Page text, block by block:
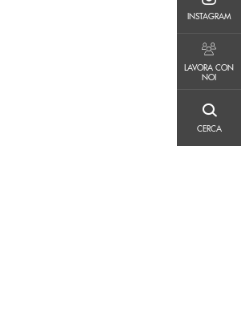
INSTAGRAM
LAVORA CON
NOI
CERCA